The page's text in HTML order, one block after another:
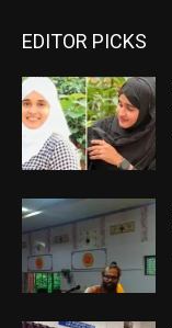
EDITOR PICKS